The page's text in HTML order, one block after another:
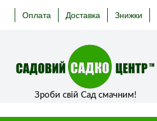
Оплата Доставка Знижки
Зроби свій Сад смачним!